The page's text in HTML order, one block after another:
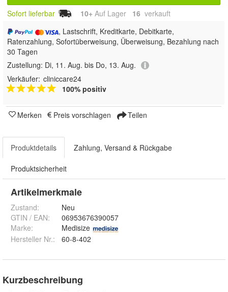
Sofort lieferbar 10+ Auf Lager 16 verkauft
, Lastschrift, Kreditkarte, Debitkarte,
Ratenzahlung, Sofortüberweisung, Überweisung, Bezahlung nach
30 Tagen
Zustellung: Di, 11. Aug. bis Do, 13. Aug.
Verkäufer: cliniccare24
100% positiv
Merken Preis vorschlagen Teilen
Produktdetails Zahlung, Versand & Rückgabe
Produktsicherheit
Artikelmerkmale
Zustand:
Neu
GTIN / EAN:
06953676390057
Marke:
Medisize
Hersteller Nr.:
60-8-402
Kurzbeschreibung